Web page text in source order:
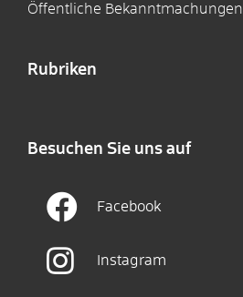
Öffentliche Bekanntmachungen
Rubriken
Besuchen Sie uns auf
Facebook
Instagram